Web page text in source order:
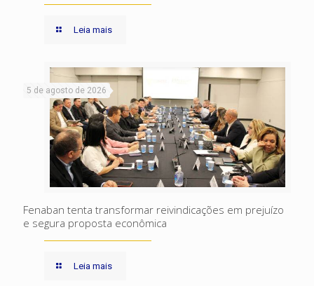
Leia mais
5 de agosto de 2026
Fenaban tenta transformar reivindicações em prejuízo
e segura proposta econômica
Leia mais